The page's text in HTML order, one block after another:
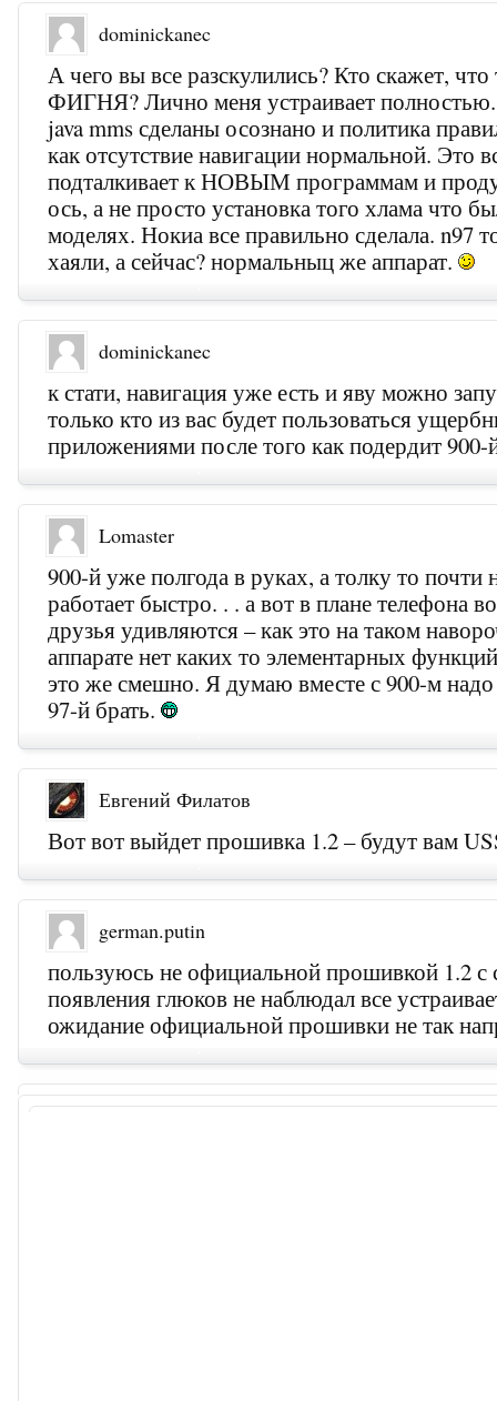
dominickanec
А чего вы все разскулились? Кто скажет,
ФИГНЯ? Лично меня устраивает полностью.
java mms сделаны осознано и политика
как отсутствие навигации нормальной. Это
подталкивает к НОВЫМ программам и
ось, а не просто установка того хлама что
моделях. Нокиа все правильно сделала. n97
хаяли, а сейчас? нормальныц же аппарат.
dominickanec
к стати, навигация уже есть и яву можно
только кто из вас будет пользоваться
приложениями после того как подердит 900-
Lomaster
900-й уже полгода в руках, а толку то почти
работает быстро. . . а вот в плане телефона
друзья удивляются – как это на таком
аппарате нет каких то элементарных
это же смешно. Я думаю вместе с 900-м
97-й брать.
Евгений Филатов
Вот вот выйдет прошивка 1.2 – будут вам
german.putin
пользуюсь не официальной прошивкой 1.2 с
появления глюков не наблюдал все
ожидание официальной прошивки не так